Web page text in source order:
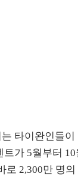
타이완인들
가 5월부터
로 2,300만 명의